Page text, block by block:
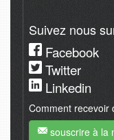
Suivez nous
Facebook
Twitter
Linkedin
Comment recevoir
souscrire à la